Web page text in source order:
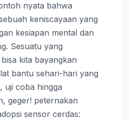
nyata bahwa
keniscayaan yang
kesiapan mental dan
Sesuatu yang
kita bayangkan
bantu sehari-hari yang
uji coba hingga
geger! peternakan
sensor cerdas: